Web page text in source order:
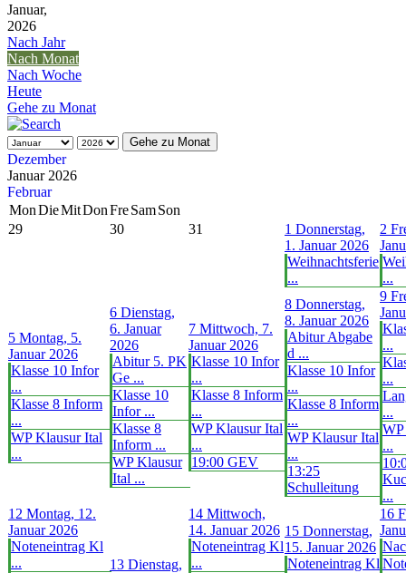
Januar,
2026
Nach Jahr
Nach Monat
Nach Woche
Heute
Gehe zu Monat
Gehe zu Monat
Dezember
Januar 2026
Februar
MonDieMitDonFreSamSon
29
30 31 1 Donnerstag,
1. Januar 2026
Weihnachtsferie
...
2
...
5 Montag, 5.
Januar 2026
Klasse 10 Infor
...
Klasse 8 Inform
...
WP Klausur Ital
...
6 Dienstag,
6. Januar
2026
Abitur 5. PK
Ge ...
Klasse 10
Infor ...
Klasse 8
Inform ...
WP Klausur
Ital ...
7 Mittwoch, 7.
Januar 2026
Klasse 10 Infor
...
Klasse 8 Inform
...
WP Klausur Ital
...
19:00 GEV
8 Donnerstag,
8. Januar 2026
Abitur Abgabe
d ...
Klasse 10 Infor
...
Klasse 8 Inform
...
WP Klausur Ital
...
13:25
Schulleitung
9
...
...
...
...
...
12 Montag, 12.
Januar 2026
Noteneintrag Kl
...
13 Dienstag,
14 Mittwoch,
14. Januar 2026
Noteneintrag Kl
...
15 Donnerstag,
15. Januar 2026
Noteneintrag Kl
16